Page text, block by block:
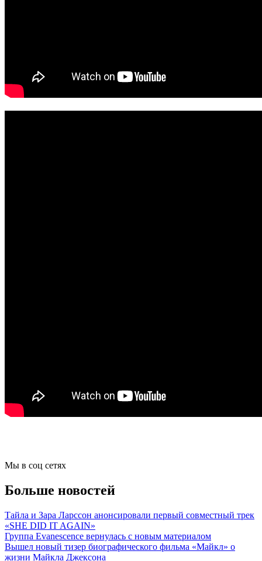
Мы в соц сетях
Больше новостей
Тайла и Зара Ларссон анонсировали первый совместный трек
«SHE DID IT AGAIN»
Группа Evanescence вернулась с новым материалом
Вышел новый тизер биографического фильма «Майкл» о
жизни Майкла Джексона